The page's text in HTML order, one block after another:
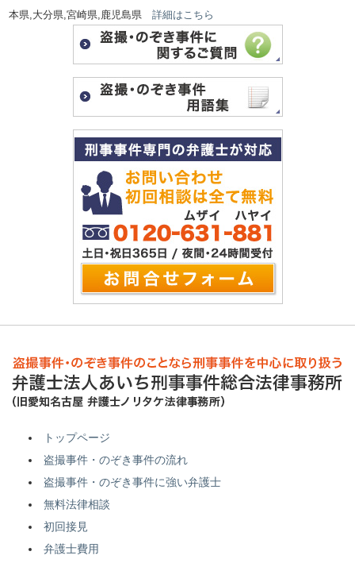
本県,大分県,宮崎県,鹿児島県詳細はこちら
トップページ
盗撮事件・のぞき事件の流れ
盗撮事件・のぞき事件に強い弁護士
無料法律相談
初回接見
弁護士費用